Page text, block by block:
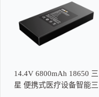
14.4V 6800mAh 18650 三
星 便携式医疗设备智能三